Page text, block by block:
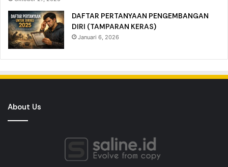
DAFTAR PERTANYAAN PENGEMBANGAN
DIRI (TAMPARAN KERAS)
Januari 6, 2026
About Us